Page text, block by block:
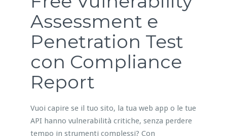
Assessment e
Penetration Test
con Compliance
Report
Vuoi capire se il tuo sito, la tua web app o le tue
API hanno vulnerabilità critiche, senza perdere
tempo in strumenti complessi? Con